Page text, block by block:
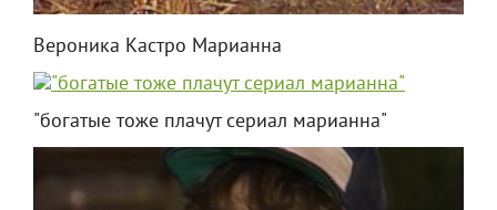
Вероника Кастро Марианна
"богатые тоже плачут сериал марианна"